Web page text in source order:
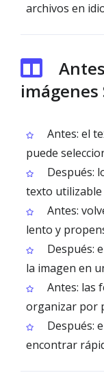
archivos en
imágenes
Antes: el
puede
Después:
texto utilizable
Antes:
lento y
Después:
la imagen en
Antes: las
organizar por
Después:
encontrar